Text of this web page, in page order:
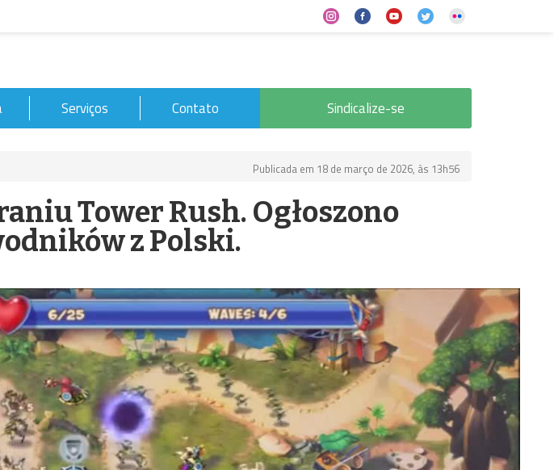
Serviços Contato Sindicalize-se
Publicada em 18 de março de 2026, às 13h56
Tower Rush. Ogłoszono
z Polski.